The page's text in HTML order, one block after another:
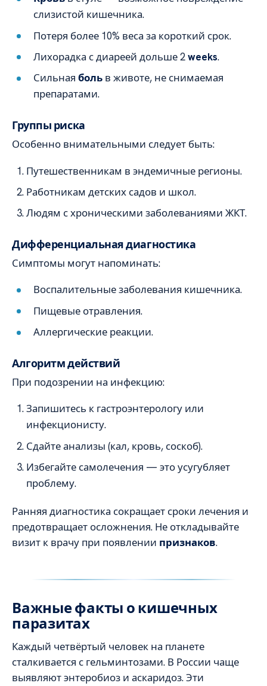
слизистой кишечника.
Потеря более 10% веса за короткий срок.
Лихорадка с диареей дольше 2weeks.
Сильнаяболь в животе, не снимаемая
препаратами.
Группы риска
Особенно внимательными следует быть:
Путешественникам в эндемичные регионы.
Работникам детских садов и школ.
Людям с хроническими заболеваниями ЖКТ.
Дифференциальная диагностика
Симптомы могут напоминать:
Воспалительные заболевания кишечника.
Пищевые отравления.
Аллергические реакции.
Алгоритм действий
При подозрении на инфекцию:
Запишитесь к гастроэнтерологу или
инфекционисту.
Сдайте анализы (кал, кровь, соскоб).
Избегайте самолечения — это усугубляет
проблему.
Ранняя диагностика сокращает сроки лечения и
предотвращает осложнения. Не откладывайте
визит к врачу при появлении признаков.
Важные факты о кишечных
паразитах
Каждый четвёртый человек на планете
сталкивается с гельминтозами. В России чаще
выявляют энтеробиоз и аскаридоз. Эти